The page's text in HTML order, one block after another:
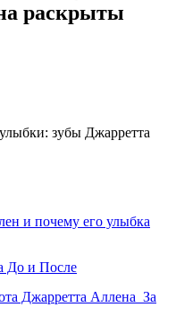
раскрыты
зубы Джарретта
и почему его улыбка
До и После
Джарретта Аллена За